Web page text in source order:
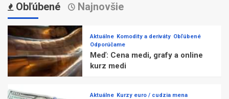
Obľúbené Najnovšie
Aktuálne Komodity a deriváty Obľúbené
Odporúčame
Meď: Cena medi, grafy a online
kurz medi
Aktuálne Kurzy euro / cudzia mena